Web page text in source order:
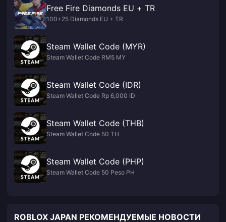
Free Fire Diamonds EU + TR
100+25 Diamonds EU + TR
Steam Wallet Code (MYR)
Steam Wallet Code RM5 MY
Steam Wallet Code (IDR)
Steam Wallet Code Rp 6,000 ID
Steam Wallet Code (THB)
Steam Wallet Code 50 TH
Steam Wallet Code (PHP)
Steam Wallet Code 50 Peso PH
ROBLOX JAPAN РЕКОМЕНДУЕМЫЕ НОВОСТИ